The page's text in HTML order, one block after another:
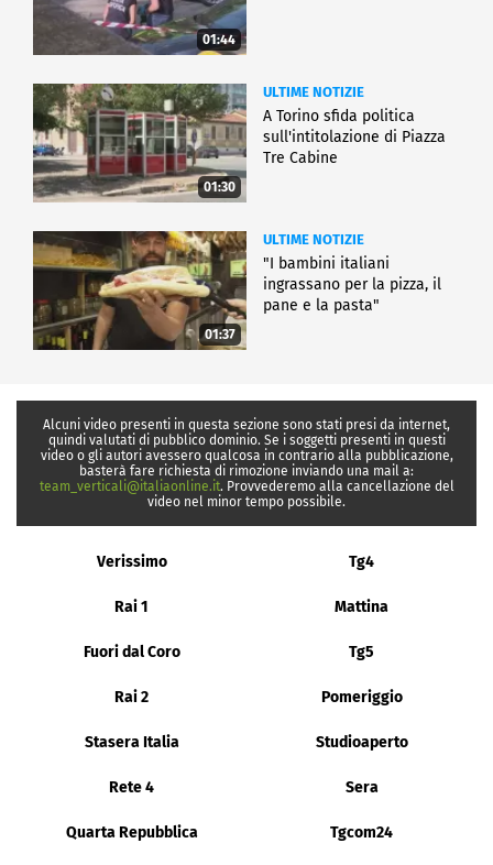
01:44
01:30
ULTIME NOTIZIE
A Torino sfida politica
sull'intitolazione di Piazza
Tre Cabine
01:37
ULTIME NOTIZIE
"I bambini italiani
ingrassano per la pizza, il
pane e la pasta"
Alcuni video presenti in questa sezione sono stati presi da internet,
quindi valutati di pubblico dominio. Se i soggetti presenti in questi
video o gli autori avessero qualcosa in contrario alla pubblicazione,
basterà fare richiesta di rimozione inviando una mail a:
team_verticali@italiaonline.it. Provvederemo alla cancellazione del
video nel minor tempo possibile.
Verissimo Tg4
Rai 1 Mattina
Fuori dal Coro Tg5
Rai 2 Pomeriggio
Stasera Italia Studioaperto
Rete 4 Sera
Quarta Repubblica Tgcom24